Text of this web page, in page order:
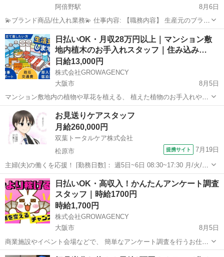
阿倍野駅
8月6日
💫ブランド商品/仕入れ業務💫 仕事内容: 【職務内容】 生産元のブラン
ド店舗に訪問して頂き、指定した商品を買い付けして頂くお仕事にな
ります！ 【☆１日の流れ】 11:00〜18:00の好きな時間に仕入れ先店舗
へ訪問(基...
大阪 大阪市 阿倍野駅 その他 仕入れ
日払いOK・月収28万円以上｜マンション敷
地内植木のお手入れスタッフ｜住み込み…
日給13,000円
株式会社GROWAGENCY
大阪市
8月5日
マンション敷地内の植物や草花を植える、 植えた植物のお手入れや管
理をするお仕事です。 【具体的には】 ・届いた植物や草花を運ぶ ・
決められた場所への植栽作業 ・草むしり、落ち葉回収 ・水やり、軽い
剪定...
大阪 大阪市 その他 植物
お見送りケアスタッフ
月給260,000円
双葉トータルケア株式会社
松原市
提携サイト 7月19日
主婦(夫)の働くを応援！ [勤務日数]： 週5日~6日 08:30~17:30 月/火/水/
木/金/土/日 などから選べます [勤務地・最寄駅]： 大阪府松原市高見の
里1丁目9‐3 双葉トータルケア株式会社 堺営業所 高...
大阪 松原市 フロント
日払いOK・高収入！かんたんアンケート調査
スタッフ｜時給1700円
時給1,700円
株式会社GROWAGENCY
大阪市
8月5日
商業施設やイベント会場などで、 簡単なアンケート調査を行うお仕事
です！ 【具体的には】 ・アンケートのご案内 ・決まった内容のヒア
大阪 大阪市 その他 時給